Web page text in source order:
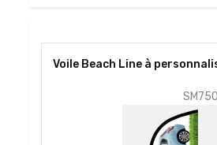
Voile Beach Line à